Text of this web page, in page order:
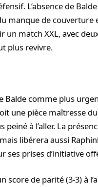
L’absence de
manque de couverture
un match XXL, avec
plus revivre.
Balde comme plus
une pièce maîtresse
à l’aller. La
libérera aussi
ses prises d’initiative
score de parité (3-3) à